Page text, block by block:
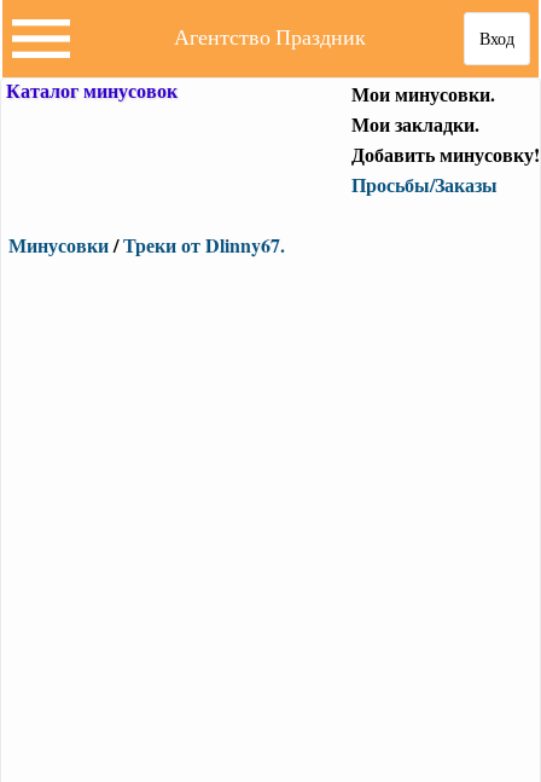
Вход
Агентство Праздник
Каталог минусовок
Мои минусовки.
Мои закладки.
Добавить минусовку!
Просьбы/Заказы
Минусовки/Треки от Dlinny67.